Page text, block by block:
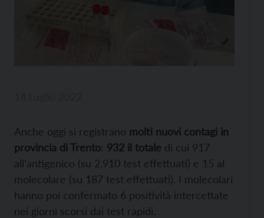
Anche oggi si registrano molti nuovi contagi in
provincia di Trento: 932 il totale di cui 917
all’antigenico (su 2.910 test effettuati) e 15 al
molecolare (su 187 test effettuati). I molecolari
hanno poi confermato 6 positività intercettate
nei giorni scorsi dai test rapidi.